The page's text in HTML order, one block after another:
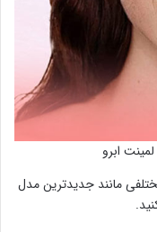
ابرو
مانند جدیدترین مدل